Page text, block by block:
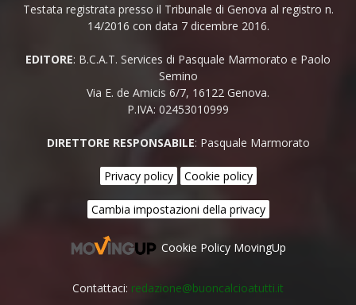
Testata registrata presso il Tribunale di Genova al registro n.
14/2016 con data 7 dicembre 2016.
EDITORE: B.C.A.T. Services di Pasquale Marmorato e Paolo
Semino
Via E. de Amicis 6/7, 16122 Genova.
P.IVA: 02453010999
DIRETTORE RESPONSABILE: Pasquale Marmorato
Privacy policy Cookie policy
Cambia impostazioni della privacy
Cookie Policy MovingUp
Contattaci: redazione@buoncalcioatutti.it